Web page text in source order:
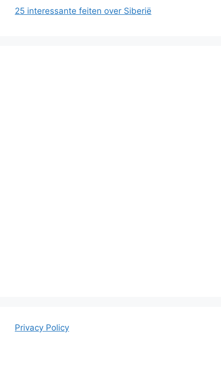
25 interessante feiten over Siberië
Privacy Policy